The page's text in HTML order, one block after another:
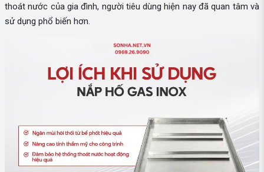
thoát nước của gia đình, người tiêu dùng hiện nay đã quan tâm và
sử dụng phổ biến hơn.